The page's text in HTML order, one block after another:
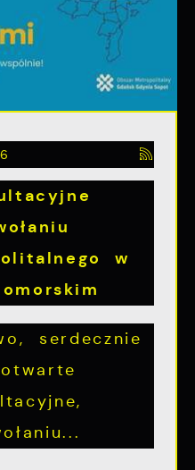
w
serdecznie